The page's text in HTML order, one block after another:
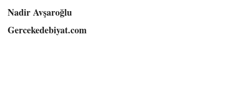
Nadir Avşaroğlu
Gercekedebiyat.com